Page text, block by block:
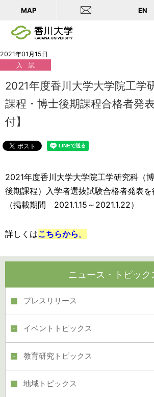
MAP EN
2021年01月15日
入 試
2021年度香川大学大学院工学
課程・博士後期課程合格者発
付】
2021年度香川大学大学院工学研究科（
後期課程）入学者選抜試験合格者発表を
（掲載期間 2021.1.15～2021.1.22）
詳しくはこちらから。
ニュース・トピック
プレスリリース
イベントトピックス
教育研究トピックス
地域トピックス